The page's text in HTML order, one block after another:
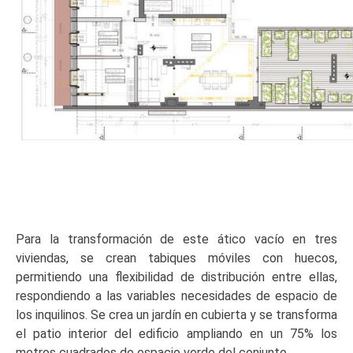
Para la transformación de este ático vacío en tres
viviendas, se crean tabiques móviles con huecos,
permitiendo una flexibilidad de distribución entre ellas,
respondiendo a las variables necesidades de espacio de
los inquilinos. Se crea un jardín en cubierta y se transforma
el patio interior del edificio ampliando en un 75% los